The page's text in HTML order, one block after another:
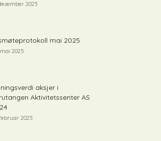
2025
mai 2025
2025
aksjer i
Aktivitetssenter AS
2025